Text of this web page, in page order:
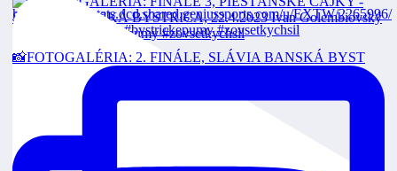
📸FOTOGALÉRIA: 2. FINÁLE, SLÁVIA BANSKÁ BYST